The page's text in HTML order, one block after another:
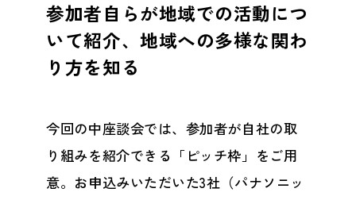
参加者自らが地域での活動につ
いて紹介、地域への多様な関わ
り方を知る
今回の中座談会では、参加者が自社の取
り組みを紹介できる「ピッチ枠」をご用
意。お申込みいただいた3社（パナソニッ